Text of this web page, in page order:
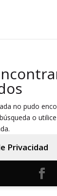
no pudo
o
Privacidad